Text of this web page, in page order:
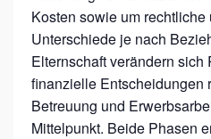
N
D
E
R
P
Kosten sowie um
Unterschiede je nach
Elternschaft verändern sich
finanzielle Entscheidungen
Betreuung und
Mittelpunkt. Beide Phasen